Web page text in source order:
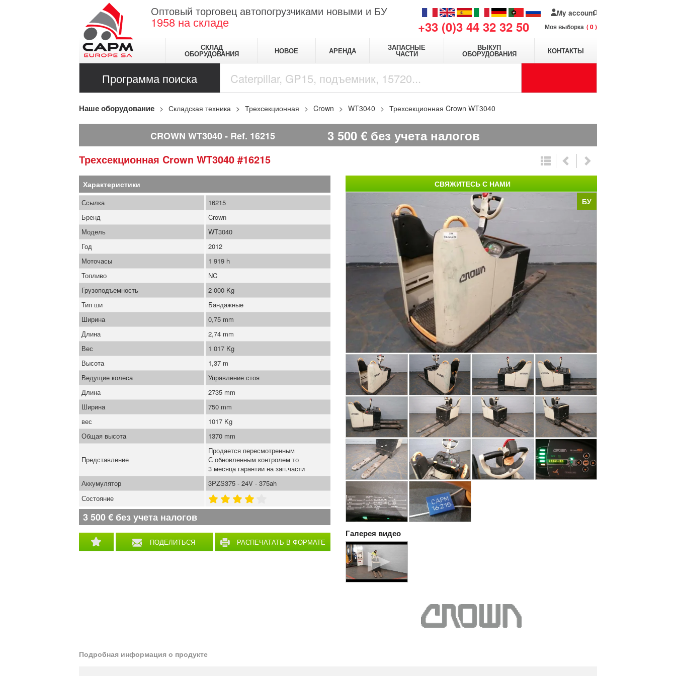
Оптовый торговец автопогрузчиками новыми и БУ
1958 на складе +33 (0)3 44 32 32 50
My account
Моя выборка 0
СКЛАД
ОБОРУДОВАНИЯ НОВОЕ АРЕНДА ЗАПАСНЫЕ
ЧАСТИ
ВЫКУП
ОБОРУДОВАНИЯ КОНТАКТЫ
Программа поиска
Наше оборудование Складская техника Трехсекционная Crown WT3040 Трехсекционная Crown WT3040
CROWN WT3040 Ref. 16215 3 500 € без учета налогов
Трехсекционная Crown WT3040 #16215
БУ
Галерея видео
Характеристики
ПОДЕЛИТЬСЯ
РАСПЕЧАТАТЬ В ФОРМАТЕ
Ссылка
16215
Бренд
Crown
Модель
WT3040
Год
2012
Моточасы
1 919 h
Топливо
NC
Грузоподъемность
2 000 Kg
Тип ши
Бандажные
Ширина
0,75 mm
Длина
2,74 mm
Вес
1 017 Kg
Высота
1,37 m
Ведущие колеса
Управление стоя
Длина
2735 mm
Ширина
750 mm
вес
1017 Kg
Общая высота
1370 mm
Представление
Продается пересмотренным
С обновленным контролем то
3 месяца гарантии на зап.части
Аккумулятор
3PZS375 - 24V - 375ah
Состояние
3 500€ без учета налогов
Подробная информация о продукте
СВЯЖИТЕСЬ С НАМИ